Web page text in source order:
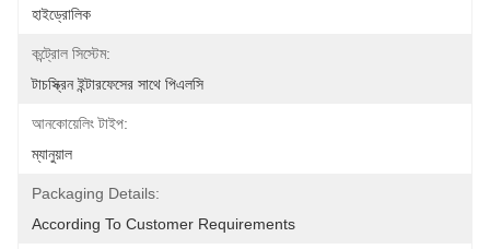
হাইড্রোলিক
কন্ট্রোল সিস্টেম:
টাচস্ক্রিন ইন্টারফেসের সাথে পিএলসি
আনকোয়েলিং টাইপ:
ম্যানুয়াল
Packaging Details:
According To Customer Requirements